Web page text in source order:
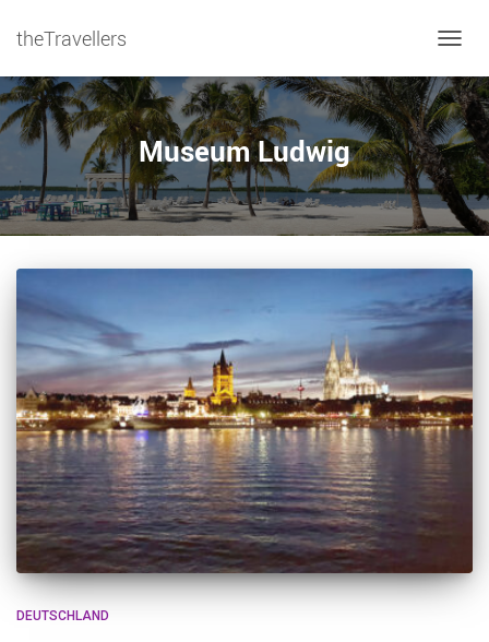
theTravellers
Museum Ludwig
DEUTSCHLAND